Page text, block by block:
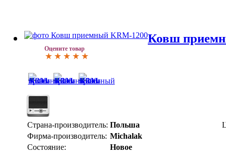
Оцените товар
Ковш
Страна-производитель: Польша
Фирма-производитель: Michalak
Состояние:
Новое